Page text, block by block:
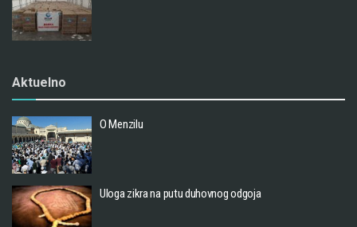
Aktuelno
O Menzilu
Uloga zikra na putu duhovnog odgoja